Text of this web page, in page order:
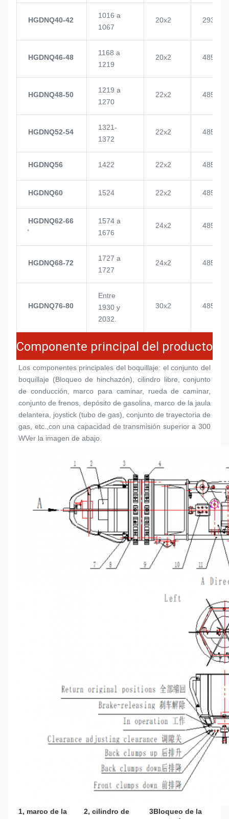
HGDNQ40-42
1016 a
1067
20x2 2937
HGDNQ46-48
1168 a
1219
20x2 4855
HGDNQ48-50
1219 a
1270
22x2 4855
HGDNQ52-54
1321-
1372
22x2 4855
HGDNQ56 1422 22x2 4855
HGDNQ60 1524 22x2 4855
HGDNQ62-66
1574 a
1676
24x2 4855
HGDNQ68-72
1727 a
1727
24x2 4855
HGDNQ76-80
Entre
1930 y
2032.
30x2 4855
Componente principal del producto
Los componentes principales del boquillaje: el conjunto del
boquillaje (Bloqueo de hinchazón), cilindro libre, conjunto
de conducción, marco para caminar, rueda de caminar,
conjunto de frenos, depósito de gasolina, marco de la jaula
delantera, joystick (tubo de gas), conjunto de trayectoria de
gas, etc.,con una capacidad de transmisión superior a 300
WVer la imagen de abajo.
1, marco de la
2, cilindro de
3Bloqueo de la